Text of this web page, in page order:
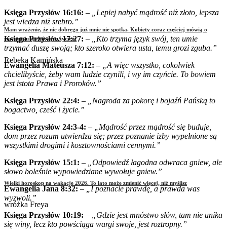
Mam wrażenie, że nic dobrego już mnie nie spotka. Kobiety coraz częściej mówią o
zmęczeniu spełnionym życiem
Rebeka Kamińska
Wielki horoskop na wakacje 2026. To lato może zmienić więcej, niż myślisz
wróżka Freya
Księga Przysłów 16:16: –
„Lepiej nabyć mądrość niż złoto, lepsza
jest wiedza niż srebro.”
Księga Przysłów 17:27: –
„Kto trzyma język swój, ten umie
trzymać duszę swoją; kto szeroko otwiera usta, temu grozi zguba.”
Ewangelia Mateusza 7:12: –
„A więc wszystko, cokolwiek
chcielibyście, żeby wam ludzie czynili, i wy im czyńcie. To bowiem
jest istota Prawa i Proroków.”
Księga Przysłów 22:4: –
„Nagroda za pokorę i bojaźń Pańską to
bogactwo, cześć i życie.”
Księga Przysłów 24:3-4: –
„Mądrość przez mądrość się buduje,
dom przez rozum utwierdza się; przez poznanie izby wypełnione są
wszystkimi drogimi i kosztownościami cennymi.”
Księga Przysłów 15:1: –
„Odpowiedź łagodna odwraca gniew, ale
słowo boleśnie wypowiedziane wywołuje gniew.”
Ewangelia Jana 8:32:–„I poznacie prawdę, a prawda was
wyzwoli.”
Księga Przysłów 10:19: –
„Gdzie jest mnóstwo słów, tam nie unika
się winy, lecz kto powściąga wargi swoje, jest roztropny.”